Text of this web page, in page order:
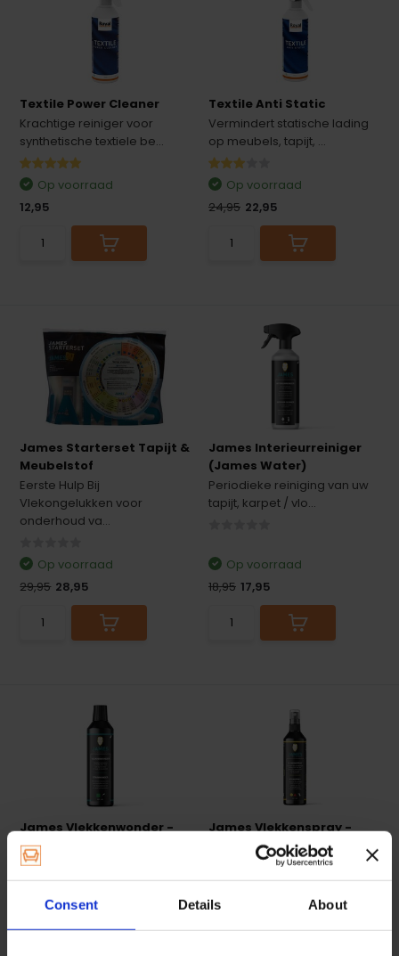
Consent Details About
Textile Power Cleaner
Krachtige reiniger voor
synthetische textiele be...
Op voorraad
12,95
Textile Anti Static
Vermindert statische lading
op meubels, tapijt, ...
Op voorraad
24,95 22,95
James Starterset Tapijt &
Meubelstof
Eerste Hulp Bij
Vlekongelukken voor
onderhoud va...
Op voorraad
29,95 28,95
James Interieurreiniger
(James Water)
Periodieke reiniging van uw
tapijt, karpet / vlo...
Op voorraad
18,95 17,95
James Vlekkenwonder -
250ml
Verwijdert vlekken zoals
bloed, koffie, rode wij...
Op voorraad
James Vlekkenspray -
Verwijdert vlekken zoals
schoensmeer, vet, olie,...
Op voorraad